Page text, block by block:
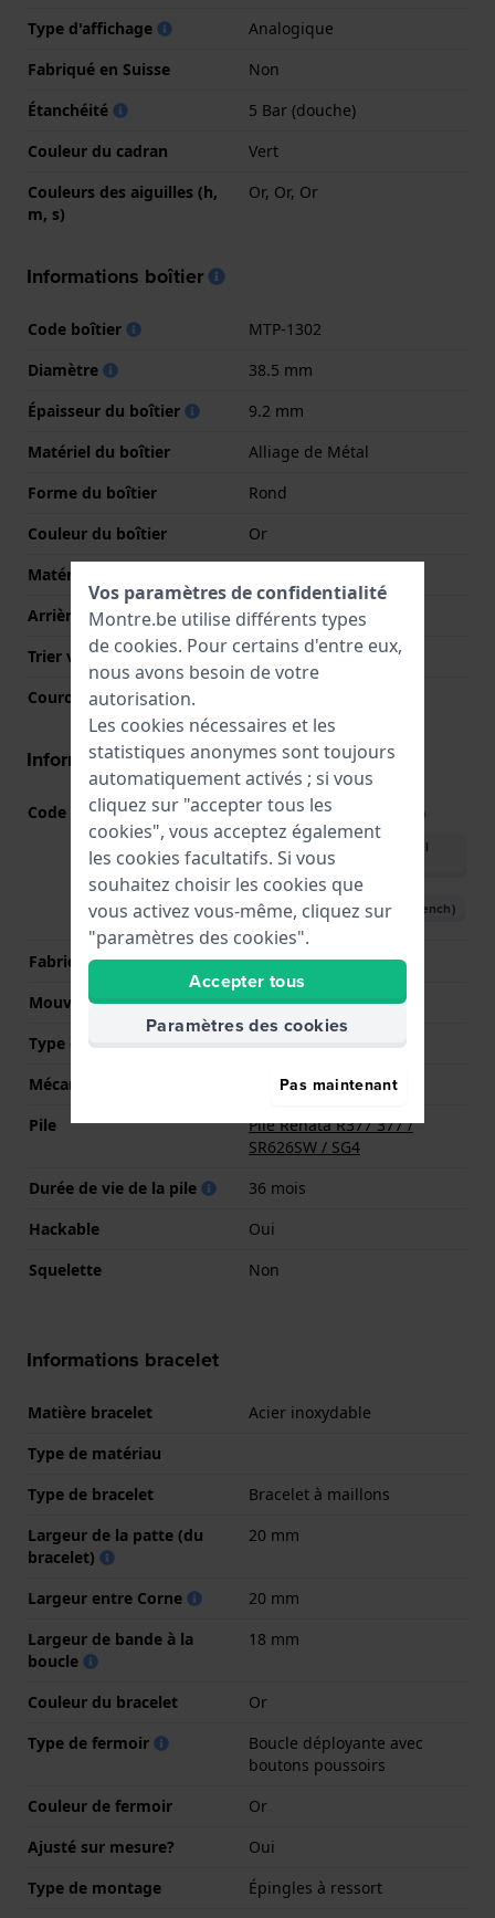
Type d'affichage
Analogique
Fabriqué en Suisse
Non
Étanchéité
5 Bar (douche)
Couleur du cadran
Vert
Couleurs des aiguilles (h,
m, s)
Or, Or, Or
Informations boîtier
Code boîtier
MTP-1302
Diamètre
38.5 mm
Épaisseur du boîtier
9.2 mm
Matériel du boîtier
Alliage de Métal
Forme du boîtier
Rond
Couleur du boîtier
Or
Matériau du boîtier arrière
Arrière de Boitier
Couvercle à pression
Trier verre
Minéral
Couronne
Informations mouvement
Code Mouvement 2784(Voir les spécifications )
Télécharger le manuel
(English)
Télécharger le manuel (French)
Fabricant de mouvement
Casio
Mouvement suisse
Non
Type d'affichage
Analogique
Mécanisme
Quartz
Pile
Pile Renata R377 377 /
SR626SW / SG4
Durée de vie de la pile
36 mois
Hackable
Oui
Squelette
Non
Informations bracelet
Matière bracelet
Acier inoxydable
Type de matériau
Type de bracelet
Bracelet à maillons
Largeur de la patte (du
bracelet)
20 mm
Largeur entre Corne
20 mm
Largeur de bande à la
boucle
18 mm
Couleur du bracelet
Or
Type de fermoir
Boucle déployante avec
boutons poussoirs
Couleur de fermoir
Or
Ajusté sur mesure?
Oui
Type de montage
Épingles à ressort
Vos paramètres de confidentialité
Montre.be utilise différents types
de cookies. Pour certains d'entre eux,
nous avons besoin de votre
autorisation.
Les cookies nécessaires et les
statistiques anonymes sont toujours
automatiquement activés ; si vous
cliquez sur "accepter tous les
cookies", vous acceptez également
les cookies facultatifs. Si vous
souhaitez choisir les cookies que
vous activez vous-même, cliquez sur
"paramètres des cookies".
Accepter tous
Paramètres des cookies
Pas maintenant